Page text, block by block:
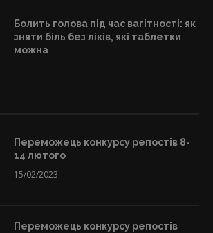
Болить голова під час вагітності: як
зняти біль без ліків, які таблетки
можна
Переможець конкурсу репостів 8-
14 лютого
15/02/2023
Переможець конкурсу репостів